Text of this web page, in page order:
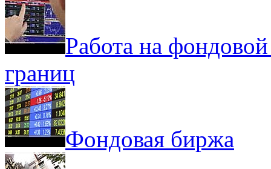
Работа на
границ
Фондовая биржа